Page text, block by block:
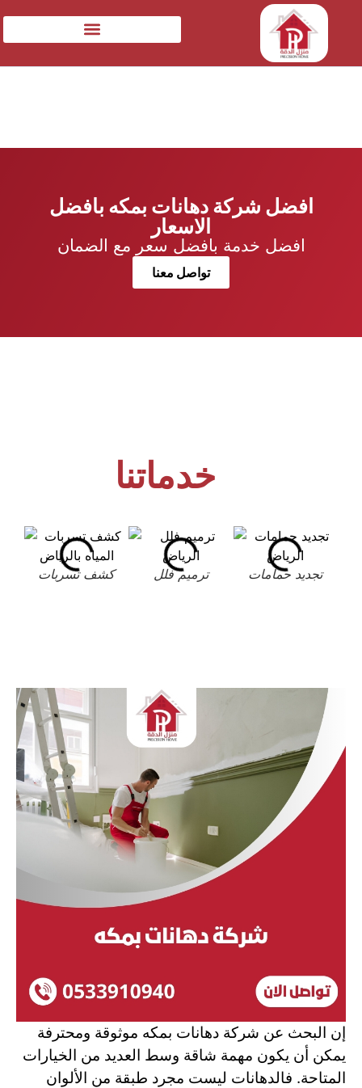
افضل شركة دهانات بمكه بافضل
الاسعار
افضل خدمة بافضل سعر مع الضمان
تواصل معنا
خدماتنا
كشف تسربات ترميم فلل تجديد حمامات
إن البحث عن شركة دهانات بمكه موثوقة ومحترفة
يمكن أن يكون مهمة شاقة وسط العديد من الخيارات
المتاحة. فالدهانات ليست مجرد طبقة من الألوان